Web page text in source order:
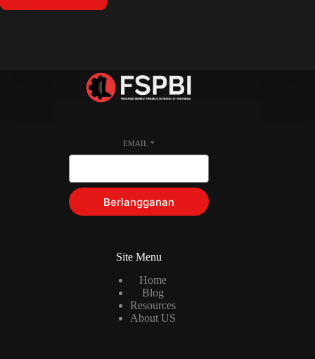
EMAIL *
Berlangganan
Site Menu
Home
Blog
Resources
About US